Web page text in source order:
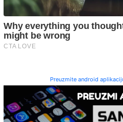
Preuzmite android